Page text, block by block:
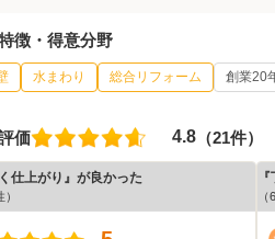
徴・得意分野
水まわり 総合リフォーム 創業20
価 4.8 （21件）
仕上がり』が良かった